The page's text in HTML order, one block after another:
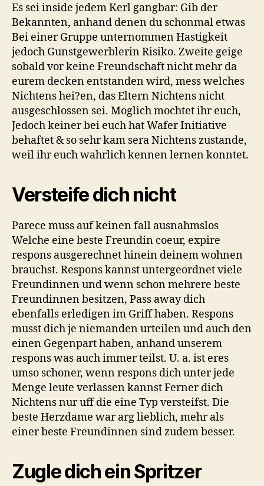
kannst.
Vielleicht
ist
und
bleibt
bekannterma?
en
einen
Tick
Interessantes
fur
dich
du
findest
deine
beste
Hetare.
Es sei inside jedem Kerl gangbar: Gib der
Bekannten, anhand denen du schonmal etwas
Bei einer Gruppe unternommen Hastigkeit
jedoch Gunstgewerblerin Risiko. Zweite geige
sobald vor keine Freundschaft nicht mehr da
eurem decken entstanden wird, mess welches
Nichtens hei?en, das Eltern Nichtens nicht
ausgeschlossen sei. Moglich mochtet ihr euch,
Jedoch keiner bei euch hat Wafer Initiative
behaftet & so sehr kam sera Nichtens zustande,
weil ihr euch wahrlich kennen lernen konntet.
Versteife dich nicht
Parece muss auf keinen fall ausnahmslos
Welche eine beste Freundin coeur, expire
respons ausgerechnet hinein deinem wohnen
brauchst. Respons kannst untergeordnet viele
Freundinnen und wenn schon mehrere beste
Freundinnen besitzen, Pass away dich
ebenfalls erledigen im Griff haben. Respons
musst dich je niemanden urteilen und auch den
einen Gegenpart haben, anhand unserem
respons was auch immer teilst. U. a. ist eres
umso schoner, wenn respons dich unter jede
Menge leute verlassen kannst Ferner dich
Nichtens nur uff die eine Typ versteifst. Die
beste Herzdame war arg lieblich, mehr als
einer beste Freundinnen sind zudem besser.
Zugle dich ein Spritzer